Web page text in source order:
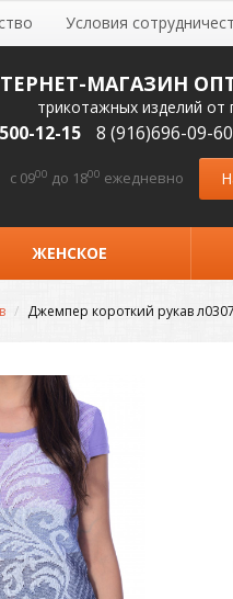
Условия
МАГАЗИН
трикотажных изделий от
500-12-15 8 (916)696-09-60
c 0900 до 1800 ежедневно
ЖЕНСКОЕ
Джемпер короткий рукав